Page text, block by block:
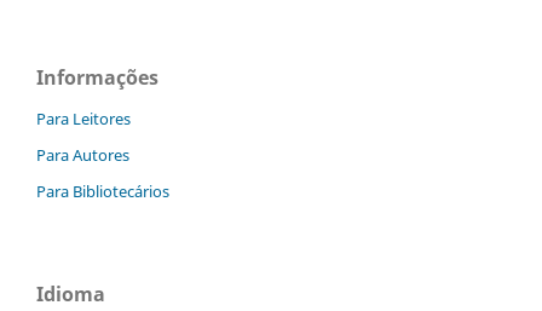
Informações
Para Leitores
Para Autores
Para Bibliotecários
Idioma